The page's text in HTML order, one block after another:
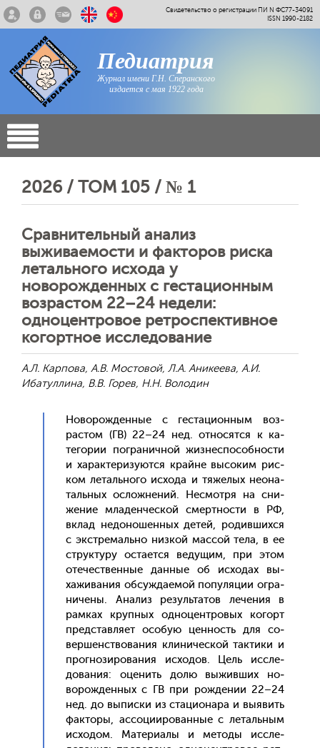
Свидетельство о регистрации ПИ N ФС77-34091
ISSN 1990-2182
Педиатрия
Журнал имени Г.Н. Сперанского
издается с мая 1922 года
2026 / ТОМ 105 / № 1
Сравнительный анализ
выживаемости и факторов риска
летального исхода у
новорожденных с гестационным
возрастом 22–24 недели:
одноцентровое ретроспективное
когортное исследование
А.Л. Карпова, А.В. Мостовой, Л.А. Аникеева, А.И.
Ибатуллина, В.В. Горев, Н.Н. Володин
Но­ворож­денные с гес­та­ци­он­ным воз­
растом (ГВ) 22–24 нед. от­но­сят­ся к ка­
тего­рии пог­ра­нич­ной жиз­неспо­соб­ности
и ха­рак­те­ризу­ют­ся край­не вы­соким рис­
ком ле­таль­но­го ис­хо­да и тя­желых не­она­
таль­ных ос­ложне­ний. Нес­мотря на сни­
жение мла­ден­ческой смер­тнос­ти в РФ,
вклад не­доно­шен­ных де­тей, ро­див­шихся
с экс­тре­маль­но низ­кой мас­сой те­ла, в ее
струк­ту­ру ос­та­ет­ся ве­дущим, при этом
оте­чес­твен­ные дан­ные об ис­хо­дах вы­
хажи­вания об­сужда­емой по­пуля­ции ог­ра­
ниче­ны. Ана­лиз ре­зуль­та­тов ле­чения в
рам­ках круп­ных од­но­цен­тро­вых ко­горт
пред­став­ля­ет осо­бую цен­ность для со­
вер­шенс­тво­вания кли­ничес­кой так­ти­ки и
прог­но­зиро­вания ис­хо­дов. Цель ис­сле­
дова­ния: оце­нить до­лю вы­жив­ших но­
ворож­денных с ГВ при рож­де­нии 22–24
нед. до вы­пис­ки из ста­ци­она­ра и вы­явить
фак­то­ры, ас­со­ци­иро­ван­ные с ле­таль­ным
ис­хо­дом. Ма­тери­алы и ме­тоды ис­сле­